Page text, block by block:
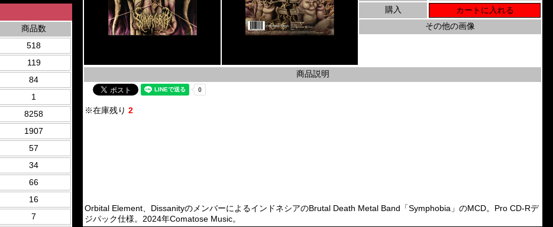
商品数
518
119
84
1
8258
1907
57
34
66
16
7
購入
その他の画像
商品説明
※在庫残り 2
Orbital Element、DissanityのメンバーによるインドネシアのBrutal Death Metal Band「Symphobia」のMCD。Pro CD-Rデ
ジパック仕様。2024年Comatose Music。